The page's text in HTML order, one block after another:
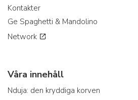
Kontakter
Ge Spaghetti & Mandolino
Network
Våra innehåll
Nduja: den kryddiga korven